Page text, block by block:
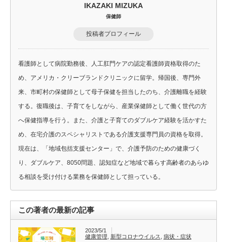
IKAZAKI MIZUKA
保健師
投稿者プロフィール
看護師として病院勤務後、人工肛門ケアの認定看護師資格取得のた
め、アメリカ・クリーブランドクリニックに留学。帰国後、専門外
来、市町村の保健師として母子保健を担当したのち、介護離職を経験
する。復職後は、子育てをしながら、産業保健師として働く世代の方
へ保健指導を行う。また、介護と子育てのダブルケア経験を活かすた
め、在宅介護のスペシャリストである介護支援専門員の資格を取得。
現在は、「地域包括支援センター」で、介護予防のための健康づく
り、ダブルケア、8050問題、認知症など地域で暮らす高齢者のあらゆ
る相談を受け付ける業務を保健師として担っている。
この著者の最新の記事
2023/5/1
健康管理
新型コロナウイルス 病状・症状